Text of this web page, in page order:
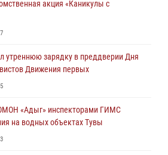
акция «Каникулы с
7
утреннюю зарядку в преддверии Дня
Движения первых
5
«Адыг» инспекторами ГИМС
на водных объектах Тувы
3